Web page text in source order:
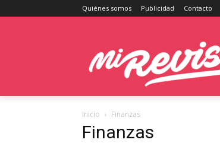
Quiénes somos Publicidad Contacto
Inicio Finanzas
Finanzas